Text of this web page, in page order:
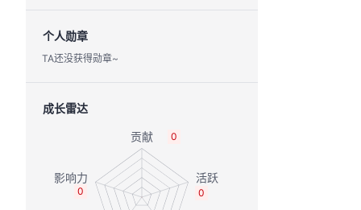
个人勋章
TA还没获得勋章~
成长雷达
0
0
0